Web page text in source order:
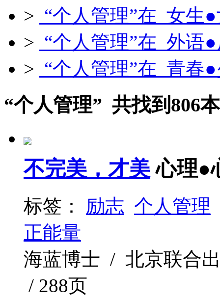
> “个人管理”在 女生
> “个人管理”在 外语
> “个人管理”在 青春
“个人管理” 共找到806
不完美，才美 心理●
标签： 励志 个人管理
正能量
海蓝博士 / 北京联合
/ 288页